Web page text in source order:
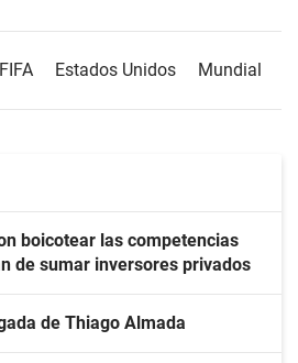
FIFA Estados Unidos Mundial
boicotear las competencias
de sumar inversores privados
de Thiago Almada